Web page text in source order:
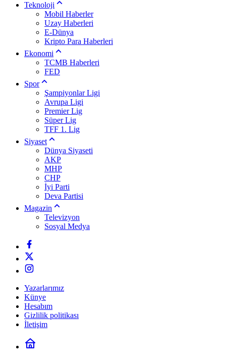
Teknoloji
Mobil Haberler
Uzay Haberleri
E-Dünya
Kripto Para Haberleri
Ekonomi
TCMB Haberleri
FED
Spor
Şampiyonlar Ligi
Avrupa Ligi
Premier Lig
Süper Lig
TFF 1. Lig
Siyaset
Dünya Siyaseti
AKP
MHP
CHP
İyi Parti
Deva Partisi
Magazin
Televizyon
Sosyal Medya
Yazarlarımız
Künye
Hesabım
Gizlilik politikası
İletişim